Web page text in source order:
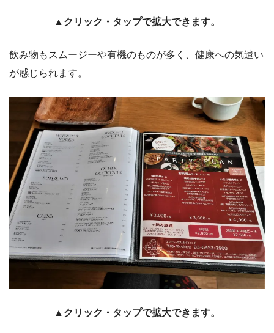
▲クリック・タップで拡大できます。
飲み物もスムージーや有機のものが多く、健康への気遣い
が感じられます。
▲クリック・タップで拡大できます。